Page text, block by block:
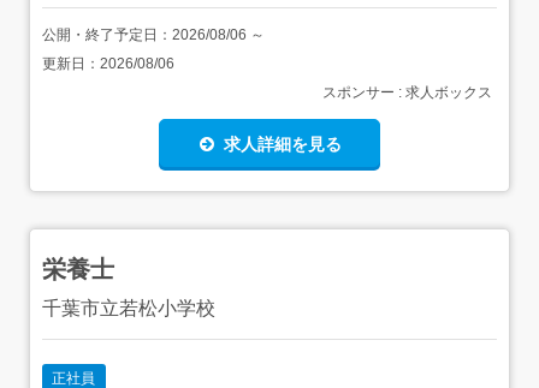
公開・終了予定日： 2026/08/06 ～
更新日： 2026/08/06
スポンサー : 求人ボックス
求人詳細を見る
栄養士
千葉市立若松小学校
正社員